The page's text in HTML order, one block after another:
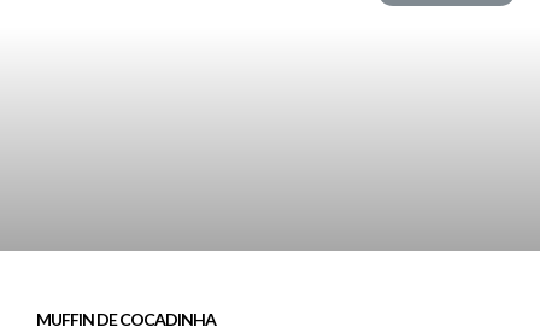
MUFFIN DE COCADINHA